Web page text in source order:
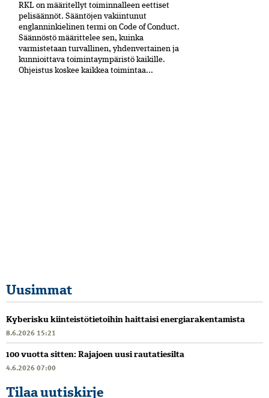
RKL on määritellyt toiminnalleen eettiset
peli­säännöt. Sääntöjen vakiintunut
englanninkielinen termi on Code of Conduct.
Säännöstö määrittelee sen, kuinka
varmistetaan turvallinen, yhdenvertainen ja
kun­nioittava toimintaympäristö kaikille.
Ohjeistus koskee kaikkea toimintaa...
Uusimmat
Kyberisku kiinteistötietoihin haittaisi energiarakentamista
8.6.2026 15:21
100 vuotta sitten: Rajajoen uusi rautatiesilta
4.6.2026 07:00
Tilaa uutiskirje